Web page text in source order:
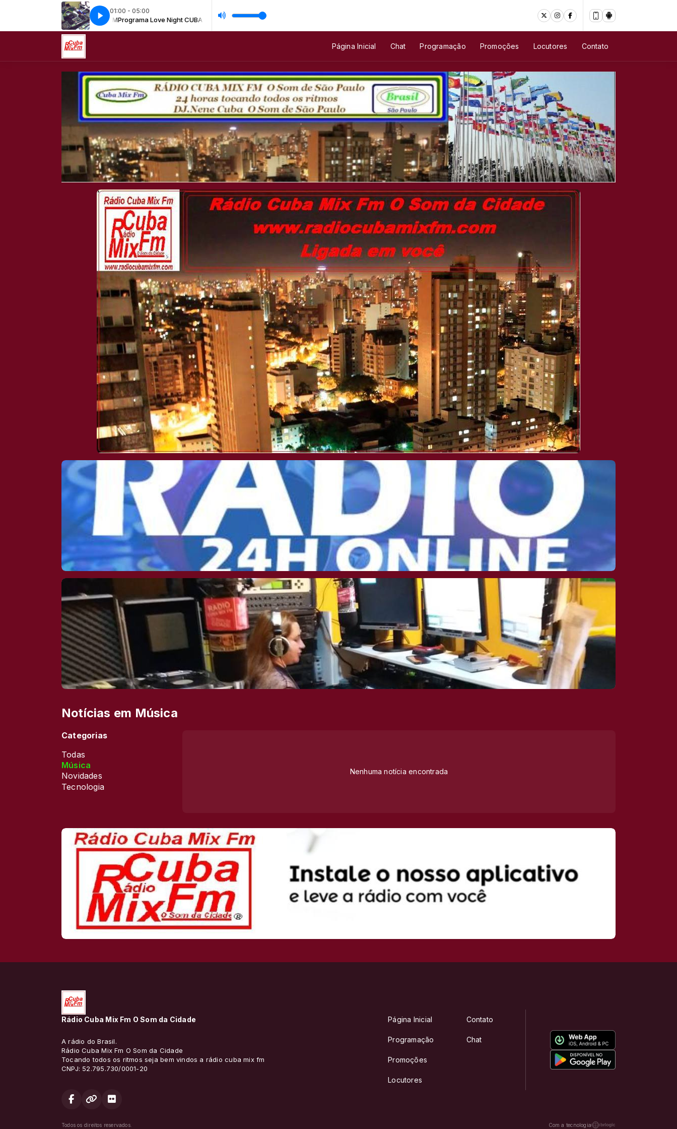
01:00 - 05:00
Love Night CUBA MIX FM Programa Love Night CUBA MIX FM
com Programa Sertanejo Retro Programa Sertanejo Retro Cuba Mix Fm com Programa Sertanejo Retro
Página Inicial Chat Programação Promoções Locutores Contato
Notícias em Música
Categorias
Todas
Música
Novidades
Tecnologia
Nenhuma notícia encontrada
Rádio Cuba Mix Fm O Som da Cidade
A rádio do Brasil.
Rádio Cuba Mix Fm O Som da Cidade
Tocando todos os ritmos seja bem vindos a rádio cuba mix fm
CNPJ: 52.795.730/0001-20
Página Inicial
Programação
Promoções
Locutores
Contato
Chat
Todos os direitos reservados. Com a tecnologia